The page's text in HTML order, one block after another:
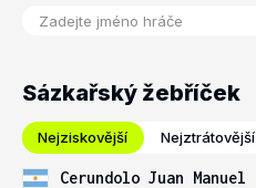
Sázkařský žebříček
Nejziskovější Nejztrátovější
Cerundolo Juan Manuel